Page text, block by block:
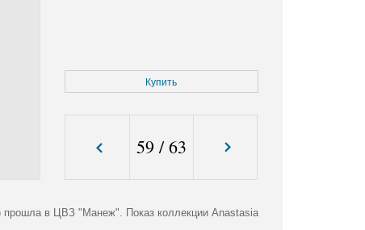
Купить
59 /63
прошла в ЦВЗ "Манеж". Показ коллекции Anastasia